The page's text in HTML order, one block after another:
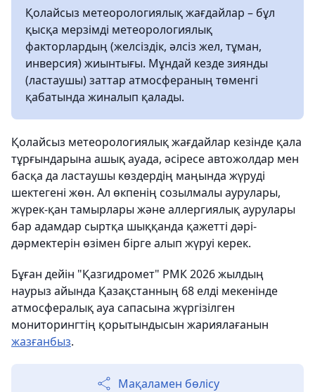
Қолайсыз метеорологиялық жағдайлар – бұл
қысқа мерзімді метеорологиялық
факторлардың (желсіздік, әлсіз жел, тұман,
инверсия) жиынтығы. Мұндай кезде зиянды
(ластаушы) заттар атмосфераның төменгі
қабатында жиналып қалады.
Қолайсыз метеорологиялық жағдайлар кезінде қала
тұрғындарына ашық ауада, әсіресе автожолдар мен
басқа да ластаушы көздердің маңында жүруді
шектегені жөн. Ал өкпенің созылмалы аурулары,
жүрек-қан тамырлары және аллергиялық аурулары
бар адамдар сыртқа шыққанда қажетті дәрі-
дәрмектерін өзімен бірге алып жүруі керек.
Бұған дейін "Қазгидромет" РМК 2026 жылдың
наурыз айында Қазақстанның 68 елді мекенінде
атмосфералық ауа сапасына жүргізілген
мониторингтің қорытындысын жариялағанын
жазғанбыз.
Мақаламен бөлісу